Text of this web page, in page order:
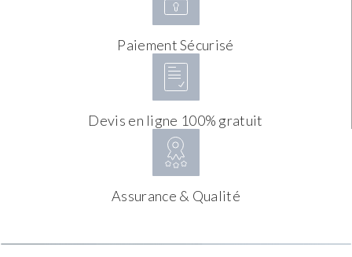
Paiement Sécurisé
Devis en ligne 100% gratuit
Assurance & Qualité